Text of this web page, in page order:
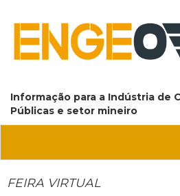
Informação para a Indústria de
Públicas e setor mineiro
FEIRA VIRTUAL